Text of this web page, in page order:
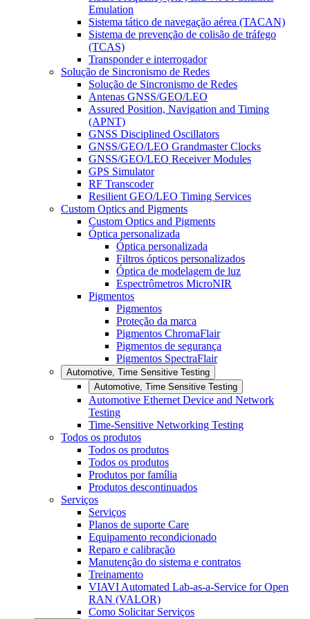
Emulation
Sistema tático de navegação aérea (TACAN)
Sistema de prevenção de colisão de tráfego
(TCAS)
Transponder e interrogador
Solução de Sincronismo de Redes
Solução de Sincronismo de Redes
Antenas GNSS/GEO/LEO
Assured Position, Navigation and Timing
(APNT)
GNSS Disciplined Oscillators
GNSS/GEO/LEO Grandmaster Clocks
GNSS/GEO/LEO Receiver Modules
GPS Simulator
RF Transcoder
Resilient GEO/LEO Timing Services
Custom Optics and Pigments
Custom Optics and Pigments
Óptica personalizada
Óptica personalizada
Filtros ópticos personalizados
Óptica de modelagem de luz
Espectrômetros MicroNIR
Pigmentos
Pigmentos
Proteção da marca
Pigmentos ChromaFlair
Pigmentos de segurança
Pigmentos SpectraFlair
Automotive, Time Sensitive Testing
Automotive, Time Sensitive Testing
Automotive Ethernet Device and Network
Testing
Time-Sensitive Networking Testing
Todos os produtos
Todos os produtos
Todos os produtos
Produtos por família
Produtos descontinuados
Serviços
Serviços
Planos de suporte Care
Equipamento recondicionado
Reparo e calibração
Manutenção do sistema e contratos
Treinamento
VIAVI Automated Lab-as-a-Service for Open
RAN (VALOR)
Como Solicitar Serviços